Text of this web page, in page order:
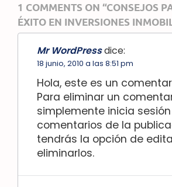
1 COMMENTS ON “CONSEJOS
ÉXITO EN INVERSIONES
Mr WordPressdice:
18 junio, 2010 a las 8:51 pm
Hola, este es un
Para eliminar un
simplemente inicia
comentarios de la
tendrás la opción de
eliminarlos.